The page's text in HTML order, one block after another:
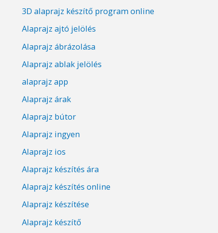
3D alaprajz készítő program online
Alaprajz ajtó jelölés
Alaprajz ábrázolása
Alaprajz ablak jelölés
alaprajz app
Alaprajz árak
Alaprajz bútor
Alaprajz ingyen
Alaprajz ios
Alaprajz készítés ára
Alaprajz készítés online
Alaprajz készítése
Alaprajz készítő